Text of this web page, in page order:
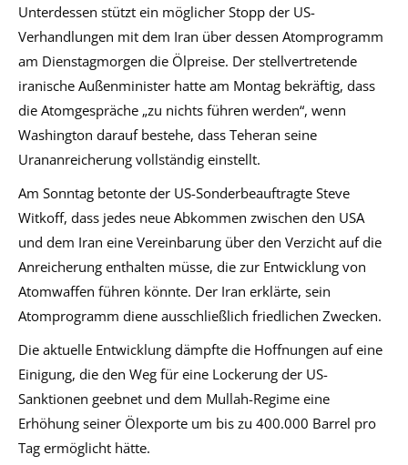
Unterdessen stützt ein möglicher Stopp der US-
Verhandlungen mit dem Iran über dessen Atomprogramm
am Dienstagmorgen die Ölpreise. Der stellvertretende
iranische Außenminister hatte am Montag bekräftig, dass
die Atomgespräche „zu nichts führen werden“, wenn
Washington darauf bestehe, dass Teheran seine
Urananreicherung vollständig einstellt.
Am Sonntag betonte der US-Sonderbeauftragte Steve
Witkoff, dass jedes neue Abkommen zwischen den USA
und dem Iran eine Vereinbarung über den Verzicht auf die
Anreicherung enthalten müsse, die zur Entwicklung von
Atomwaffen führen könnte. Der Iran erklärte, sein
Atomprogramm diene ausschließlich friedlichen Zwecken.
Die aktuelle Entwicklung dämpfte die Hoffnungen auf eine
Einigung, die den Weg für eine Lockerung der US-
Sanktionen geebnet und dem Mullah-Regime eine
Erhöhung seiner Ölexporte um bis zu 400.000 Barrel pro
Tag ermöglicht hätte.